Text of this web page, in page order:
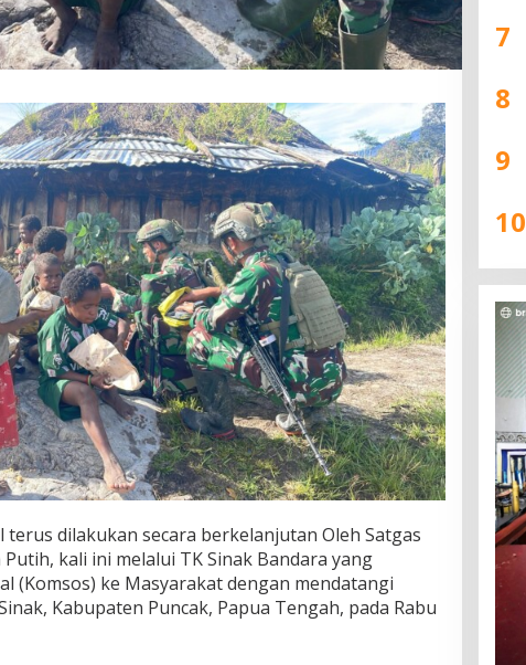
dilakukan secara berkelanjutan Oleh Satgas
kali ini melalui TK Sinak Bandara yang
(Komsos) ke Masyarakat dengan mendatangi
Kabupaten Puncak, Papua Tengah, pada Rabu
7
8
9
10